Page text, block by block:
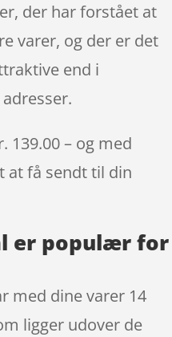
der har forstået at
varer, og der er det
end i
139.00 – og med
at få sendt til din
er populær for
med dine varer 14
ligger udover de